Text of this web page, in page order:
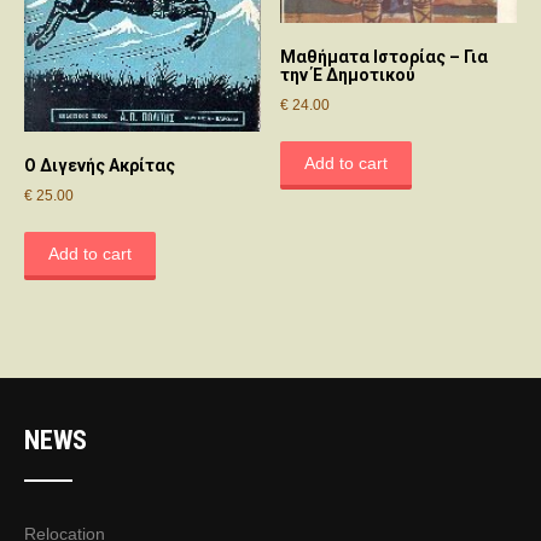
Ο Διγενής Ακρίτας
€ 25.00
Add to cart
Μαθήματα Ιστορίας – Για
την Έ Δημοτικού
€ 24.00
Add to cart
NEWS
Relocation